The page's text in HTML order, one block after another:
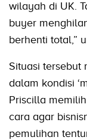
wilayah di UK.
buyer
berhenti total,”
Situasi tersebut
dalam kondisi
Priscilla
cara agar
pemulihan